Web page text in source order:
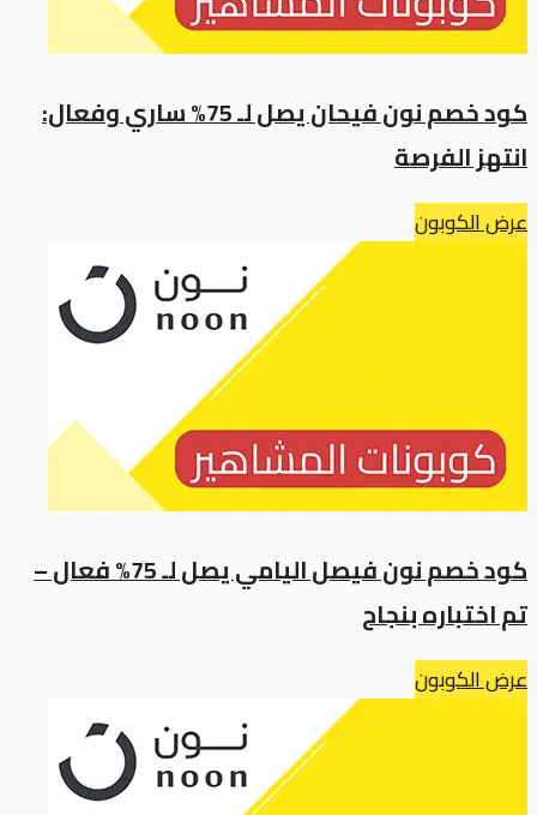
كود خصم نون فيحان يصل لـ 75% ساري وفعال:
انتهز الفرصة
عرض الكوبون
كود خصم نون فيصل اليامي يصل لـ 75% فعال –
تم اختباره بنجاح
عرض الكوبون